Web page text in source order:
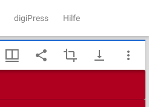
digiPress Hilfe